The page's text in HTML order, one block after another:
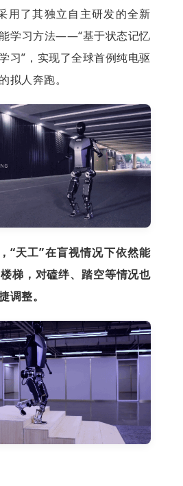
用了其独立自主研发的全新
学习方法——“基于状态记忆
习”，实现了全球首例纯电驱
拟人奔跑。
“天工”在盲视情况下依然能
梯，对磕绊、踏空等情况也
调整。